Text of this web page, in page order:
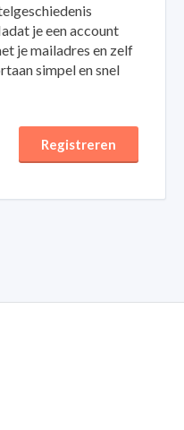
je een account
je mailadres en zelf
simpel en snel
Registreren